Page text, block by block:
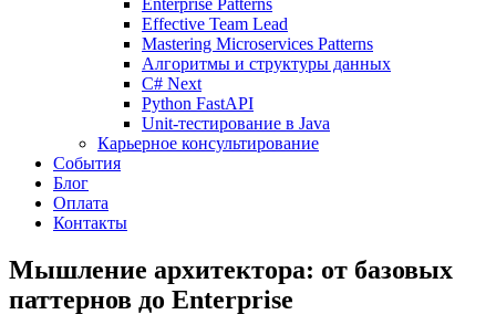
Enterprise Patterns
Effective Team Lead
Mastering Microservices Patterns
Алгоритмы и структуры данных
C# Next
Python FastAPI
Unit-тестирование в Java
Карьерное консультирование
События
Блог
Оплата
Контакты
Мышление архитектора: от базовых
паттернов до Enterprise